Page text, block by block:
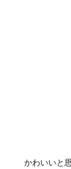
かわいいと